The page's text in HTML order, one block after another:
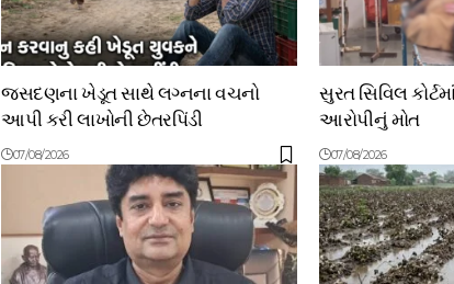
જસદણના ખેડૂત સાથે લગ્નના વચનો
આપી કરી લાખોની છેતરપિંડી
07/08/2026
સુરત સિવિલ
આરોપીનું મોત
07/08/2026